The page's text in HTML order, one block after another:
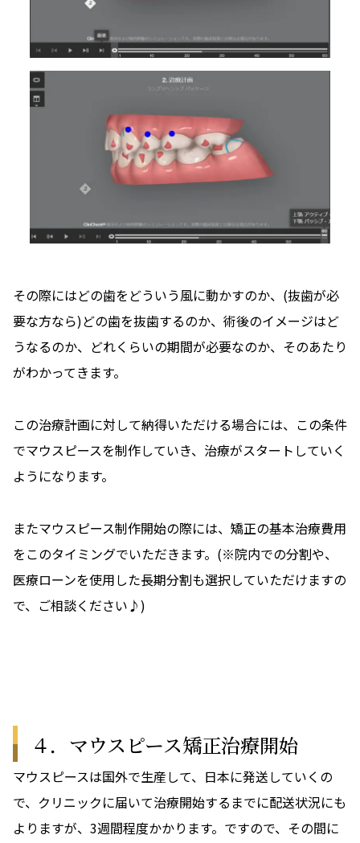
その際にはどの歯をどういう風に動かすのか、(抜歯が必
要な方なら)どの歯を抜歯するのか、術後のイメージはど
うなるのか、どれくらいの期間が必要なのか、そのあたり
がわかってきます。
この治療計画に対して納得いただける場合には、この条件
でマウスピースを制作していき、治療がスタートしていく
ようになります。
またマウスピース制作開始の際には、矯正の基本治療費用
をこのタイミングでいただきます。(※院内での分割や、
医療ローンを使用した長期分割も選択していただけますの
で、ご相談ください♪)
４．マウスピース矯正治療開始
マウスピースは国外で生産して、日本に発送していくの
で、クリニックに届いて治療開始するまでに配送状況にも
よりますが、3週間程度かかります。ですので、その間に